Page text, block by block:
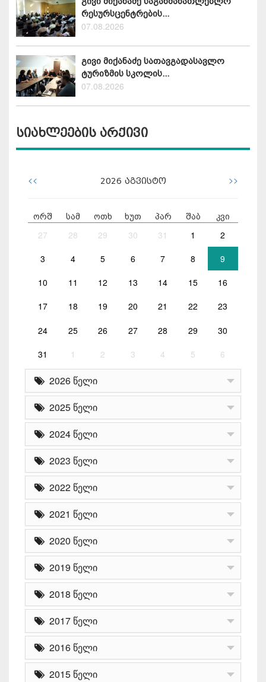
რესურსცენტრების...
07.08.2026
გივი მიქანაძე სათავგადასავლო
ტურიზმის სკოლის...
07.08.2026
სიახლეების არქივი
<< 2026 აგვისტო >>
ორშ სამ ოთხ ხუთ პარ შაბ კვი
27 28 29 30 31 1 2
3 4 5 6 7 8 9
10 11 12 13 14 15 16
17 18 19 20 21 22 23
24 25 26 27 28 29 30
31 1 2 3 4 5 6
2026 წელი
2025 წელი
2024 წელი
2023 წელი
2022 წელი
2021 წელი
2020 წელი
2019 წელი
2018 წელი
2017 წელი
2016 წელი
2015 წელი